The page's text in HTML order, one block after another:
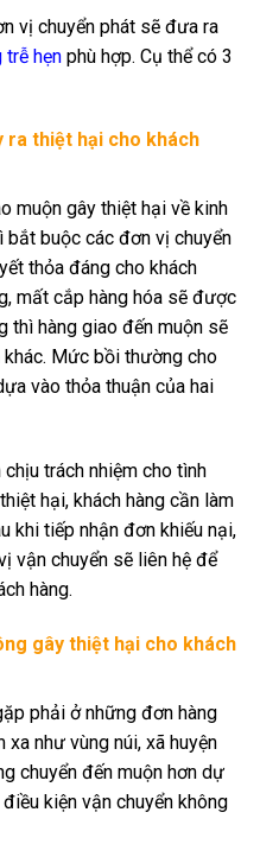
vị chuyển phát sẽ đưa ra
trễ hẹn phù hợp. Cụ thể có 3
ra thiệt hại cho khách
muộn gây thiệt hại về kinh
bắt buộc các đơn vị chuyển
thỏa đáng cho khách
mất cắp hàng hóa sẽ được
thì hàng giao đến muộn sẽ
Mức bồi thường cho
vào thỏa thuận của hai
trách nhiệm cho tình
hại, khách hàng cần làm
khi tiếp nhận đơn khiếu nại,
vận chuyển sẽ liên hệ để
hàng.
gây thiệt hại cho khách
phải ở những đơn hàng
như vùng núi, xã huyện
chuyển đến muộn hơn dự
kiện vận chuyển không